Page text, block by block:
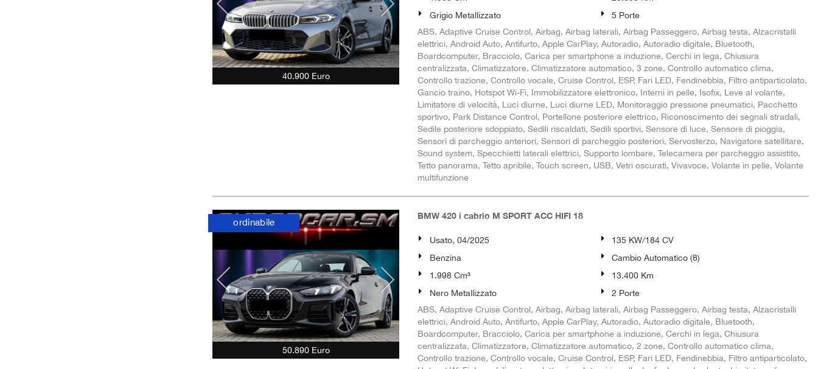
40.900 Euro
Grigio Metallizzato
5 Porte
ABS, Adaptive Cruise Control, Airbag, Airbag laterali, Airbag Passeggero, Airbag testa, Alzacristalli
elettrici, Android Auto, Antifurto, Apple CarPlay, Autoradio, Autoradio digitale, Bluetooth,
Boardcomputer, Bracciolo, Carica per smartphone a induzione, Cerchi in lega, Chiusura
centralizzata, Climatizzatore, Climatizzatore automatico, 3 zone, Controllo automatico clima,
Controllo trazione, Controllo vocale, Cruise Control, ESP, Fari LED, Fendinebbia, Filtro antiparticolato,
Gancio traino, Hotspot Wi-Fi, Immobilizzatore elettronico, Interni in pelle, Isofix, Leve al volante,
Limitatore di velocità, Luci diurne, Luci diurne LED, Monitoraggio pressione pneumatici, Pacchetto
sportivo, Park Distance Control, Portellone posteriore elettrico, Riconoscimento dei segnali stradali,
Sedile posteriore sdoppiato, Sedili riscaldati, Sedili sportivi, Sensore di luce, Sensore di pioggia,
Sensori di parcheggio anteriori, Sensori di parcheggio posteriori, Servosterzo, Navigatore satellitare,
Sound system, Specchietti laterali elettrici, Supporto lombare, Telecamera per parcheggio assistito,
Tetto panorama, Tetto apribile, Touch screen, USB, Vetri oscurati, Vivavoce, Volante in pelle, Volante
multifunzione
50.890 Euro
ordinabile
BMW 420 i cabrio M SPORT ACC HIFI 18
Usato, 04/2025
135 KW/184 CV
Benzina
Cambio Automatico (8)
1.998 Cm³
13.400 Km
Nero Metallizzato
2 Porte
ABS, Adaptive Cruise Control, Airbag, Airbag laterali, Airbag Passeggero, Airbag testa, Alzacristalli
elettrici, Android Auto, Antifurto, Apple CarPlay, Autoradio, Autoradio digitale, Bluetooth,
Boardcomputer, Bracciolo, Carica per smartphone a induzione, Cerchi in lega, Chiusura
centralizzata, Climatizzatore, Climatizzatore automatico, 2 zone, Controllo automatico clima,
Controllo trazione, Controllo vocale, Cruise Control, ESP, Fari LED, Fendinebbia, Filtro antiparticolato,